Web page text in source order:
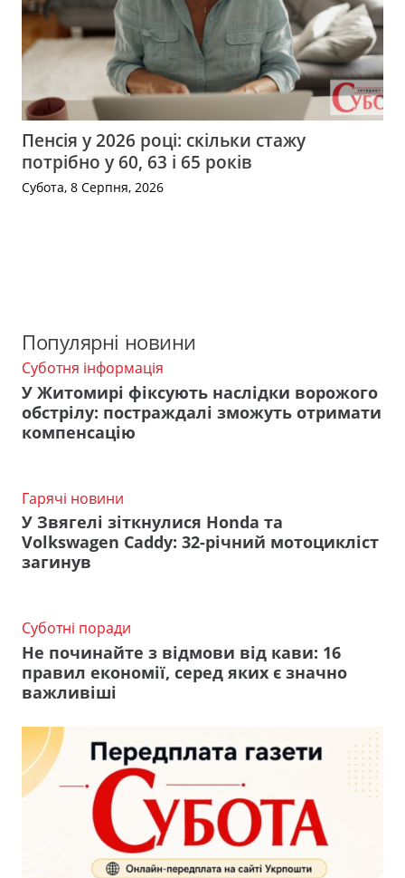
Пенсія у 2026 році: скільки стажу
потрібно у 60, 63 і 65 років
Субота, 8 Серпня, 2026
Популярні новини
Суботня інформація
У Житомирі фіксують наслідки ворожого
обстрілу: постраждалі зможуть отримати
компенсацію
Гарячі новини
У Звягелі зіткнулися Honda та
Volkswagen Caddy: 32-річний мотоцикліст
загинув
Суботні поради
Не починайте з відмови від кави: 16
правил економії, серед яких є значно
важливіші